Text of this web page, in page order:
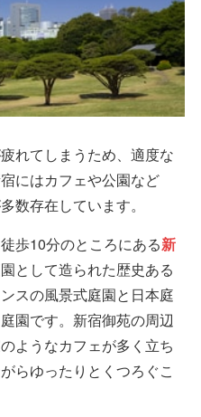
れてしまうため、適度な
にはカフェや公園など
数存在しています。
歩10分のところにある新
として造られた歴史ある
スの風景式庭園と日本庭
園です。新宿御苑の周辺
ようなカフェが多く立ち
らゆったりとくつろぐこ